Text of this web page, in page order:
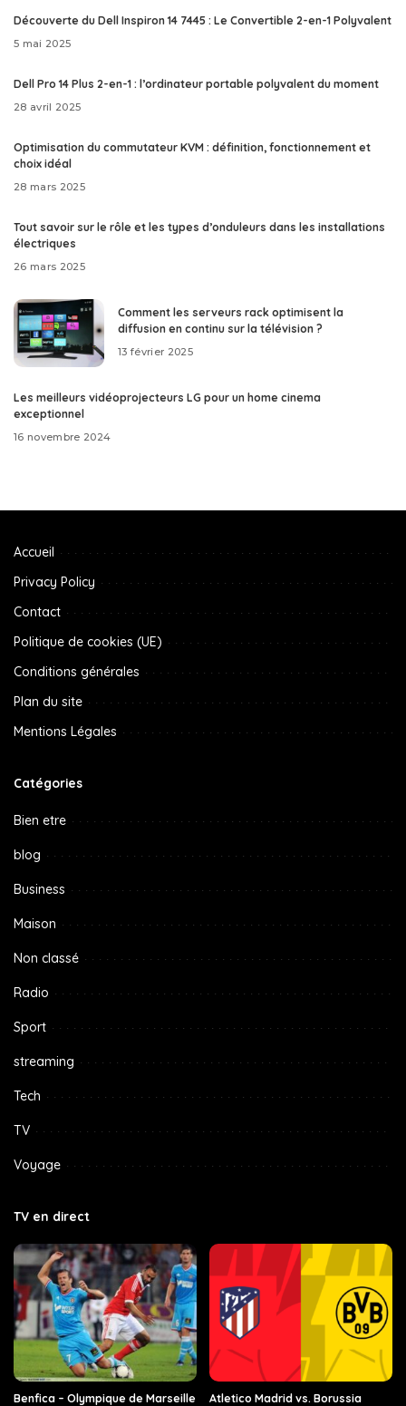
Découverte du Dell Inspiron 14 7445 : Le Convertible 2-en-1 Polyvalent
5 mai 2025
Dell Pro 14 Plus 2-en-1 : l’ordinateur portable polyvalent du moment
28 avril 2025
Optimisation du commutateur KVM : définition, fonctionnement et
choix idéal
28 mars 2025
Tout savoir sur le rôle et les types d’onduleurs dans les installations
électriques
26 mars 2025
Comment les serveurs rack optimisent la
diffusion en continu sur la télévision ?
13 février 2025
Les meilleurs vidéoprojecteurs LG pour un home cinema
exceptionnel
16 novembre 2024
Accueil
Privacy Policy
Contact
Politique de cookies (UE)
Conditions générales
Plan du site
Mentions Légales
Catégories
Bien etre
blog
Business
Maison
Non classé
Radio
Sport
streaming
Tech
TV
Voyage
TV en direct
Benfica – Olympique de Marseille
Atletico Madrid vs. Borussia